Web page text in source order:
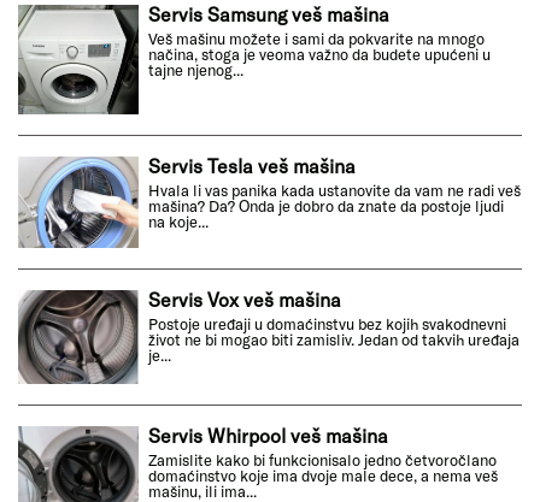
Servis Samsung veš mašina
Veš mašinu možete i sami da pokvarite na mnogo
načina, stoga je veoma važno da budete upućeni u
tajne njenog...
Servis Tesla veš mašina
Hvala li vas panika kada ustanovite da vam ne radi veš
mašina? Da? Onda je dobro da znate da postoje ljudi
na koje...
Servis Vox veš mašina
Postoje uređaji u domaćinstvu bez kojih svakodnevni
život ne bi mogao biti zamisliv. Jedan od takvih uređaja
je...
Servis Whirpool veš mašina
Zamislite kako bi funkcionisalo jedno četvoročlano
domaćinstvo koje ima dvoje male dece, a nema veš
mašinu, ili ima...